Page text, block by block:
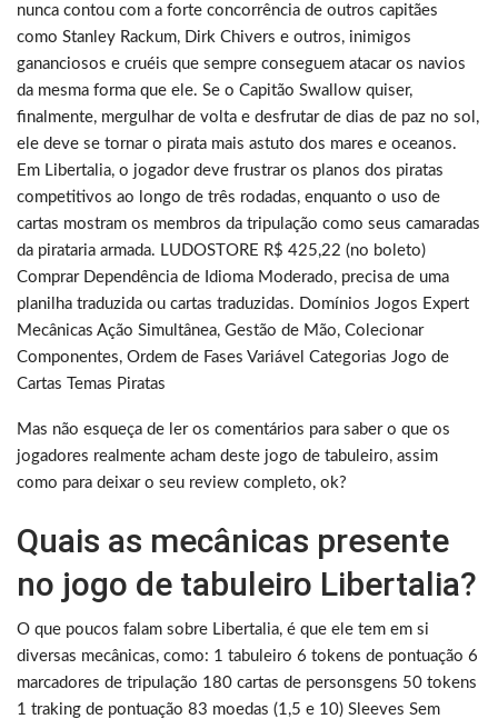
nunca contou com a forte concorrência de outros capitães
como Stanley Rackum, Dirk Chivers e outros, inimigos
gananciosos e cruéis que sempre conseguem atacar os navios
da mesma forma que ele. Se o Capitão Swallow quiser,
finalmente, mergulhar de volta e desfrutar de dias de paz no sol,
ele deve se tornar o pirata mais astuto dos mares e oceanos.
Em Libertalia, o jogador deve frustrar os planos dos piratas
competitivos ao longo de três rodadas, enquanto o uso de
cartas mostram os membros da tripulação como seus camaradas
da pirataria armada. LUDOSTORE R$ 425,22 (no boleto)
Comprar Dependência de Idioma Moderado, precisa de uma
planilha traduzida ou cartas traduzidas. Domínios Jogos Expert
Mecânicas Ação Simultânea, Gestão de Mão, Colecionar
Componentes, Ordem de Fases Variável Categorias Jogo de
Cartas Temas Piratas
Mas não esqueça de ler os comentários para saber o que os
jogadores realmente acham deste jogo de tabuleiro, assim
como para deixar o seu review completo, ok?
Quais as mecânicas presente
no jogo de tabuleiro Libertalia?
O que poucos falam sobre Libertalia, é que ele tem em si
diversas mecânicas, como: 1 tabuleiro 6 tokens de pontuação 6
marcadores de tripulação 180 cartas de personsgens 50 tokens
1 traking de pontuação 83 moedas (1,5 e 10) Sleeves Sem